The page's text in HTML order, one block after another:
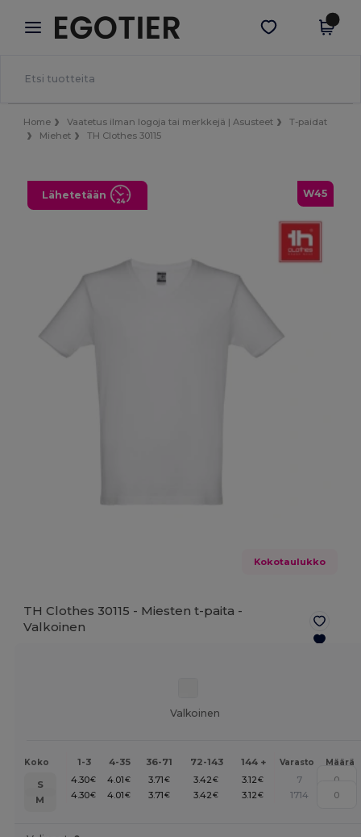
× Egotier-sovellus
Paremmat hinnat appissa!
Hae sovellus
Home Vaatetus ilman logoja tai merkkejä | Asusteet
T-paidat
Miehet
TH Clothes 30115
W45
Lähetetään
Kokotaulukko
TH Clothes 30115 - Miesten t-paita -
Valkoinen
Valkoinen
Koko 1-3 4-35 36-71 72-143 144 + Varasto Määrä
S 4.30€ 4.01 € 3.71€ 3.42€ 3.12€
7
M
4.30€ 4.01 € 3.71€ 3.42€ 3.12€ 1714